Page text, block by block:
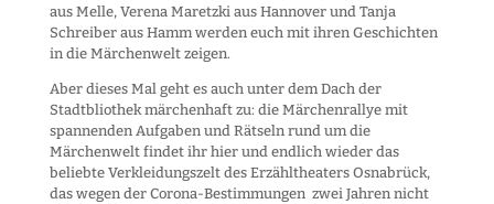
aus Melle, Verena Maretzki aus Hannover und Tanja
Schreiber aus Hamm werden euch mit ihren Geschichten
in die Märchenwelt zeigen.
Aber dieses Mal geht es auch unter dem Dach der
Stadtbliothek märchenhaft zu: die Märchenrallye mit
spannenden Aufgaben und Rätseln rund um die
Märchenwelt findet ihr hier und endlich wieder das
beliebte Verkleidungszelt des Erzähltheaters Osnabrück,
das wegen der Corona-Bestimmungen zwei Jahren nicht